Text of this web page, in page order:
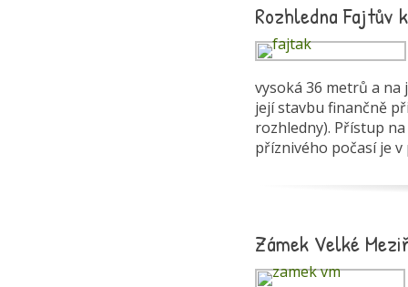
Rozhledna Fajtův
vysoká 36 metrů a na
její stavbu finančně
rozhledny). Přístup
příznivého počasí je
Zámek Velké